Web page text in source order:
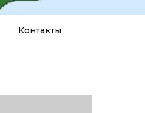
Контакты